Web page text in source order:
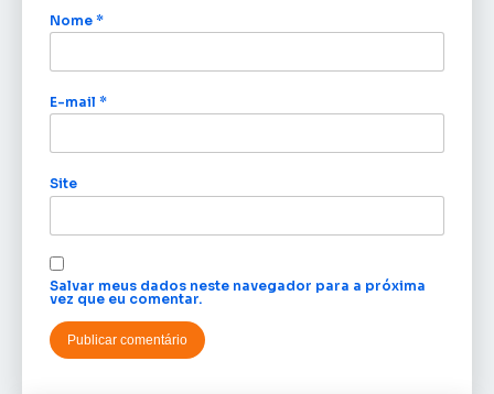
Nome *
E-mail *
Site
Salvar meus dados neste navegador para a próxima
vez que eu comentar.